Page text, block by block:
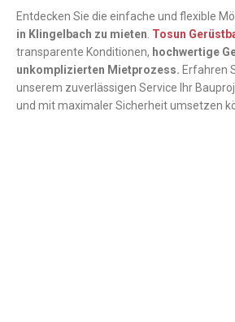
Entdecken Sie die einfache und flexible
in Klingelbach zu mieten Tosun
transparente Konditionen, hochwertige
unkomplizierten Mietprozess. Erfahren
unserem zuverlässigen Service Ihr
und mit maximaler Sicherheit umsetzen